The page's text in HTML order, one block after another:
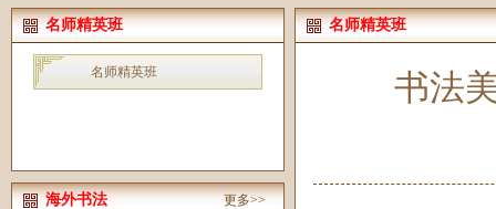
名师精英班
名师精英班
海外书法 更多>>
名师精英班
书法